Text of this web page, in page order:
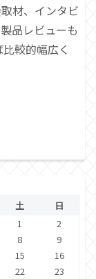
材、インタビ
品レビューも
較的幅広く
土
日
1
2
8
9
15
16
22
23